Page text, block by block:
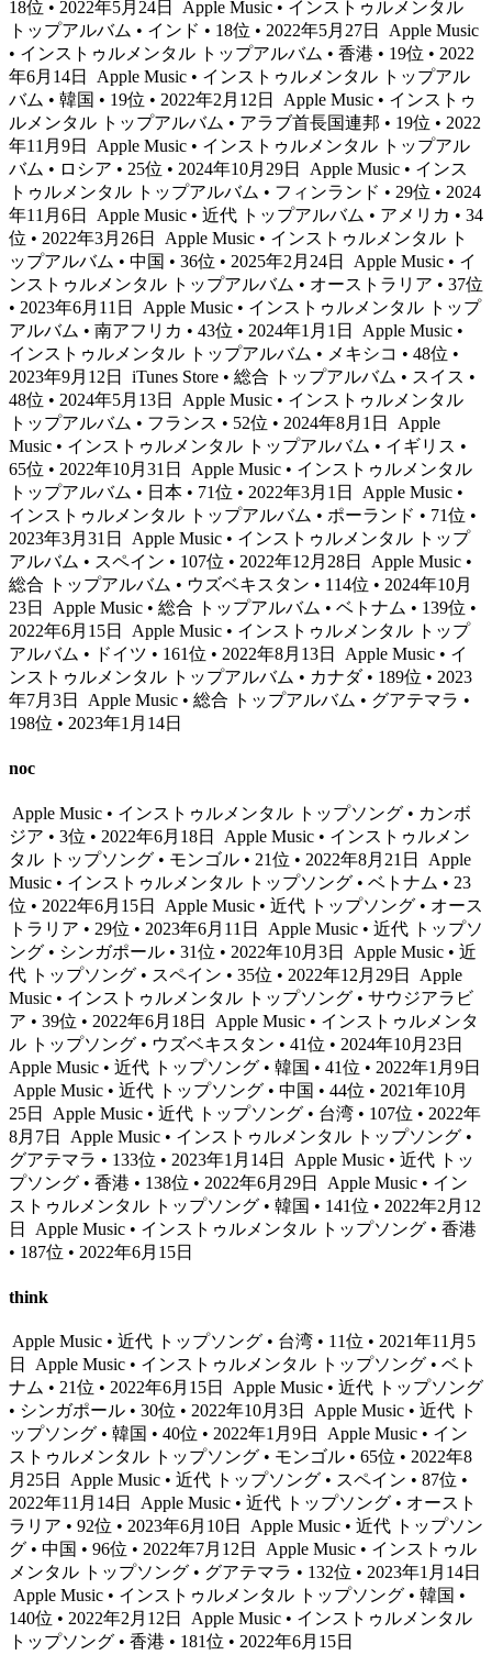
18位 • 2022年5月24日
Apple Music • インストゥルメンタル
トップアルバム • インド • 18位 • 2022年5月27日
Apple Music
• インストゥルメンタル トップアルバム • 香港 • 19位 • 2022
年6月14日
Apple Music • インストゥルメンタル トップアル
バム • 韓国 • 19位 • 2022年2月12日
Apple Music • インストゥ
ルメンタル トップアルバム • アラブ首長国連邦 • 19位 • 2022
年11月9日
Apple Music • インストゥルメンタル トップアル
バム • ロシア • 25位 • 2024年10月29日
Apple Music • インス
トゥルメンタル トップアルバム • フィンランド • 29位 • 2024
年11月6日
Apple Music • 近代 トップアルバム • アメリカ • 34
位 • 2022年3月26日
Apple Music • インストゥルメンタル ト
ップアルバム • 中国 • 36位 • 2025年2月24日
Apple Music • イ
ンストゥルメンタル トップアルバム • オーストラリア • 37位
• 2023年6月11日
Apple Music • インストゥルメンタル トップ
アルバム • 南アフリカ • 43位 • 2024年1月1日
Apple Music •
インストゥルメンタル トップアルバム • メキシコ • 48位 •
2023年9月12日
iTunes Store • 総合 トップアルバム • スイス •
48位 • 2024年5月13日
Apple Music • インストゥルメンタル
トップアルバム • フランス • 52位 • 2024年8月1日
Apple
Music • インストゥルメンタル トップアルバム • イギリス •
65位 • 2022年10月31日
Apple Music • インストゥルメンタル
トップアルバム • 日本 • 71位 • 2022年3月1日
Apple Music •
インストゥルメンタル トップアルバム • ポーランド • 71位 •
2023年3月31日
Apple Music • インストゥルメンタル トップ
アルバム • スペイン • 107位 • 2022年12月28日
Apple Music •
総合 トップアルバム • ウズベキスタン • 114位 • 2024年10月
23日
Apple Music • 総合 トップアルバム • ベトナム • 139位 •
2022年6月15日
Apple Music • インストゥルメンタル トップ
アルバム • ドイツ • 161位 • 2022年8月13日
Apple Music • イ
ンストゥルメンタル トップアルバム • カナダ • 189位 • 2023
年7月3日
Apple Music • 総合 トップアルバム • グアテマラ •
198位 • 2023年1月14日
noc
Apple Music • インストゥルメンタル トップソング • カンボ
ジア • 3位 • 2022年6月18日
Apple Music • インストゥルメン
タル トップソング • モンゴル • 21位 • 2022年8月21日
Apple
Music • インストゥルメンタル トップソング • ベトナム • 23
位 • 2022年6月15日
Apple Music • 近代 トップソング • オース
トラリア • 29位 • 2023年6月11日
Apple Music • 近代 トップソ
ング • シンガポール • 31位 • 2022年10月3日
Apple Music • 近
代 トップソング • スペイン • 35位 • 2022年12月29日
Apple
Music • インストゥルメンタル トップソング • サウジアラビ
ア • 39位 • 2022年6月18日
Apple Music • インストゥルメンタ
ル トップソング • ウズベキスタン • 41位 • 2024年10月23日
Apple Music • 近代 トップソング • 韓国 • 41位 • 2022年1月9日
Apple Music • 近代 トップソング • 中国 • 44位 • 2021年10月
25日
Apple Music • 近代 トップソング • 台湾 • 107位 • 2022年
8月7日
Apple Music • インストゥルメンタル トップソング •
グアテマラ • 133位 • 2023年1月14日
Apple Music • 近代 トッ
プソング • 香港 • 138位 • 2022年6月29日
Apple Music • イン
ストゥルメンタル トップソング • 韓国 • 141位 • 2022年2月12
日
Apple Music • インストゥルメンタル トップソング • 香港
• 187位 • 2022年6月15日
think
Apple Music • 近代 トップソング • 台湾 • 11位 • 2021年11月5
日
Apple Music • インストゥルメンタル トップソング • ベト
ナム • 21位 • 2022年6月15日
Apple Music • 近代 トップソング
• シンガポール • 30位 • 2022年10月3日
Apple Music • 近代 ト
ップソング • 韓国 • 40位 • 2022年1月9日
Apple Music • イン
ストゥルメンタル トップソング • モンゴル • 65位 • 2022年8
月25日
Apple Music • 近代 トップソング • スペイン • 87位 •
2022年11月14日
Apple Music • 近代 トップソング • オースト
ラリア • 92位 • 2023年6月10日
Apple Music • 近代 トップソン
グ • 中国 • 96位 • 2022年7月12日
Apple Music • インストゥル
メンタル トップソング • グアテマラ • 132位 • 2023年1月14日
Apple Music • インストゥルメンタル トップソング • 韓国 •
140位 • 2022年2月12日
Apple Music • インストゥルメンタル
トップソング • 香港 • 181位 • 2022年6月15日